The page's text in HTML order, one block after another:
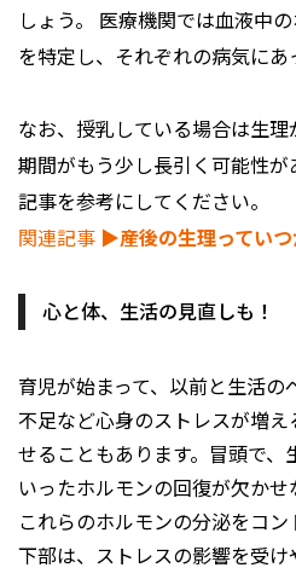
しょう。 医療機関では血液中
を特定し、それぞれの病気にあ
なお、授乳している場合は生
期間がもう少し長引く可能性
記事を参考にしてください。
関連記事 ▶︎産後の生理っていつ
心と体、生活の見直しも！
育児が始まって、以前と生活
不足など心身のストレスが増
せることもあります。冒頭で、
いったホルモンの回復が欠かせ
これらのホルモンの分泌をコ
下部は、ストレスの影響を受け